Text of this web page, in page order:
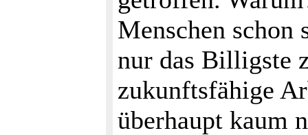
Menschen schon
nur das Billigste
zukunftsfähige
überhaupt kaum